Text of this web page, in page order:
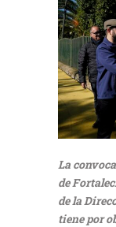
La
de
de la
tiene por